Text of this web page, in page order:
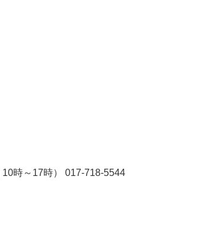
10時～ 17時） 017-718-5544